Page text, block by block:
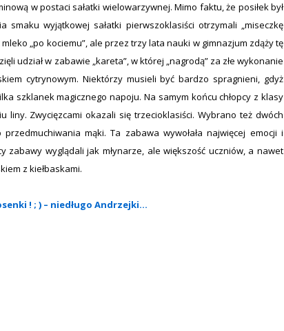
w postaci sałatki wielowarzywnej. Mimo faktu, że posiłek był
smaku wyjątkowej sałatki pierwszoklasiści otrzymali „miseczkę
„po kociemu”, ale przez trzy lata nauki w gimnazjum zdąży tę
udział w zabawie „kareta”, w której „nagrodą” za złe wykonanie
cytrynowym. Niektórzy musieli być bardzo spragnieni, gdyż
szklanek magicznego napoju. Na samym końcu chłopcy z klasy
liny. Zwycięzcami okazali się trzecioklasiści. Wybrano też dwóch
mąki. Ta zabawa wywołała najwięcej emocji i
zabawy wyglądali jak młynarze, ale większość uczniów, a nawet
z kiełbaskami.
! ; ) – niedługo Andrzejki…